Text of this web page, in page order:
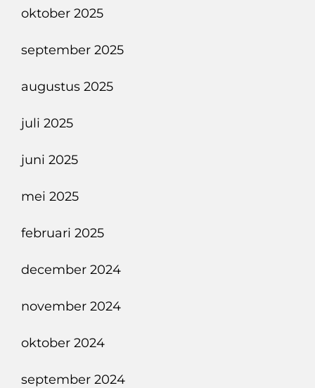
oktober 2025
september 2025
augustus 2025
juli 2025
juni 2025
mei 2025
februari 2025
december 2024
november 2024
oktober 2024
september 2024